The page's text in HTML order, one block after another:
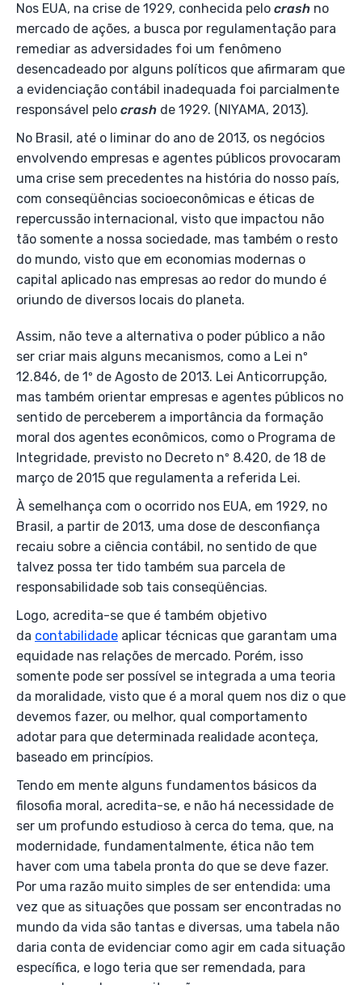
Nos EUA, na crise de 1929, conhecida pelo crash no
mercado de ações, a busca por regulamentação para
remediar as adversidades foi um fenômeno
desencadeado por alguns políticos que afirmaram que
a evidenciação contábil inadequada foi parcialmente
responsável pelo crash de 1929. (NIYAMA, 2013).
No Brasil, até o liminar do ano de 2013, os negócios
envolvendo empresas e agentes públicos provocaram
uma crise sem precedentes na história do nosso país,
com conseqüências socioeconômicas e éticas de
repercussão internacional, visto que impactou não
tão somente a nossa sociedade, mas também o resto
do mundo, visto que em economias modernas o
capital aplicado nas empresas ao redor do mundo é
oriundo de diversos locais do planeta.
Assim, não teve a alternativa o poder público a não
ser criar mais alguns mecanismos, como a Lei nº
12.846, de 1º de Agosto de 2013. Lei Anticorrupção,
mas também orientar empresas e agentes públicos no
sentido de perceberem a importância da formação
moral dos agentes econômicos, como o Programa de
Integridade, previsto no Decreto nº 8.420, de 18 de
março de 2015 que regulamenta a referida Lei.
À semelhança com o ocorrido nos EUA, em 1929, no
Brasil, a partir de 2013, uma dose de desconfiança
recaiu sobre a ciência contábil, no sentido de que
talvez possa ter tido também sua parcela de
responsabilidade sob tais conseqüências.
Logo, acredita-se que é também objetivo
da contabilidade aplicar técnicas que garantam uma
equidade nas relações de mercado. Porém, isso
somente pode ser possível se integrada a uma teoria
da moralidade, visto que é a moral quem nos diz o que
devemos fazer, ou melhor, qual comportamento
adotar para que determinada realidade aconteça,
baseado em princípios.
Tendo em mente alguns fundamentos básicos da
filosofia moral, acredita-se, e não há necessidade de
ser um profundo estudioso à cerca do tema, que, na
modernidade, fundamentalmente, ética não tem
haver com uma tabela pronta do que se deve fazer.
Por uma razão muito simples de ser entendida: uma
vez que as situações que possam ser encontradas no
mundo da vida são tantas e diversas, uma tabela não
daria conta de evidenciar como agir em cada situação
específica, e logo teria que ser remendada, para